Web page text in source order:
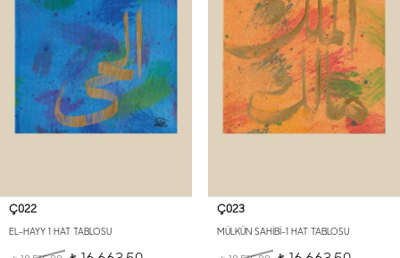
Ç022
EL-HAYY 1 HAT TABLOSU
Ç023
MÜLKÜN SAHİBİ-1 HAT TABLOSU